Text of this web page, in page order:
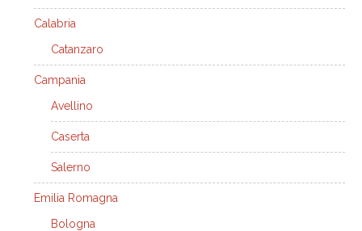
Calabria
Catanzaro
Campania
Avellino
Caserta
Salerno
Emilia Romagna
Bologna